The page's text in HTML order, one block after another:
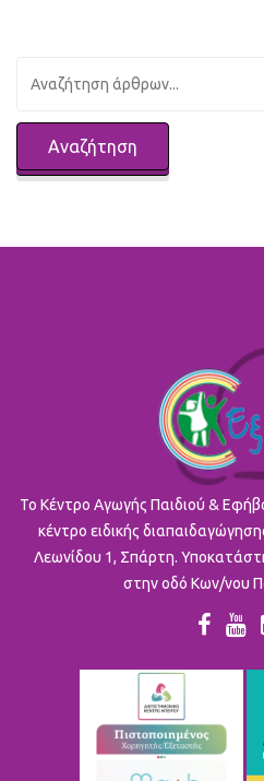
To Κέντρο Αγωγής Παιδιού &
κέντρο ειδικής
Λεωνίδου 1, Σπάρτη.
στην οδό Κων/νου